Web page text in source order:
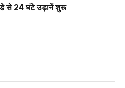
से 24 घंटे उड़ानें शुरू